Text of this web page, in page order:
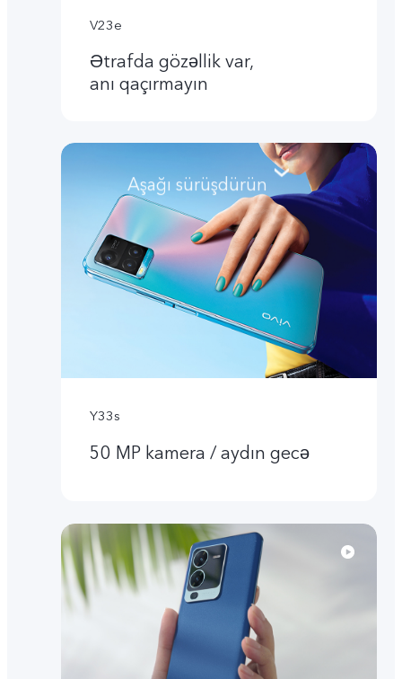
Aşağı sürüşdürün
V23e
Ətrafda gözəllik var,
anı qaçırmayın
Y33s
50 MP kamera / aydın gecə